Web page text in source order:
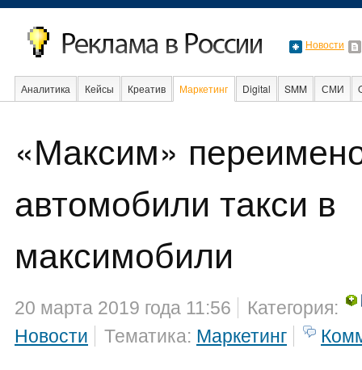
Новости
Аналитика Кейсы Креатив Маркетинг Digital SMM СМИ
Интернет
«Максим»
автомобили такси в
максимобили
20 марта 2019 года 11:56
Категория:
Новости
Тематика: Маркетинг